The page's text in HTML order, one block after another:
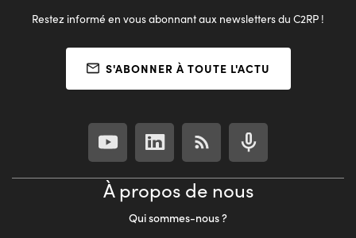
Restez informé en vous abonnant aux newsletters du C2RP !
S'ABONNER À TOUTE L'ACTU
À propos de nous
Qui sommes-nous ?